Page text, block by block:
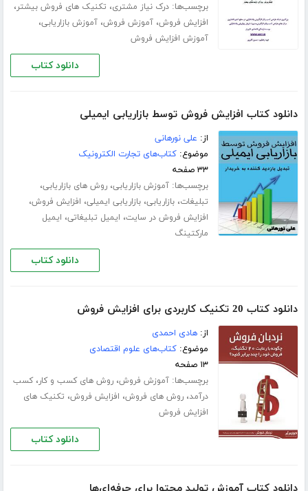
برچسب‌ها:درک نیاز مشتری، تکنیک های فروش بیشتر،
افزایش فروش،آموزش فروش،آموزش بازاریابی،
آموزش افزایش فروش
دانلود کتاب
دانلود کتاب افزایش فروش توسط بازاریابی ایمیلی
از: علی نورهانی
موضوع:کتاب‌های تجارت الکترونیک
۳۳ صفحه
برچسب‌ها:آموزش بازاریابی،روش های بازاریابی،
تبلیغات،بازاریابی،بازاریابی ایمیلی، افزایش فروش،
افزایش فروش در سایت، ایمیل تبلیغاتی، ایمیل
مارکتینگ
دانلود کتاب
دانلود کتاب 20 تکنیک کاربردی برای افزایش فروش
از:هادی احمدی
موضوع:کتاب‌های علوم اقتصادی
۱۳ صفحه
برچسب‌ها:آموزش فروش،روش های کسب و کار،کسب
درآمد،روش های فروش، افزایش فروش، تکنیک های
افزایش فروش
دانلود کتاب